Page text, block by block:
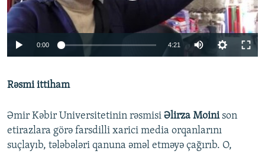
720p 1080p
0:00 4:21
1080p
Rəsmi ittiham
Əmir Kəbir Universitetinin rəsmisi Əlirza Moinison
etirazlara görə farsdilli xarici media orqanlarını
suçlayıb, tələbələri qanuna əməl etməyə çağırıb. O,